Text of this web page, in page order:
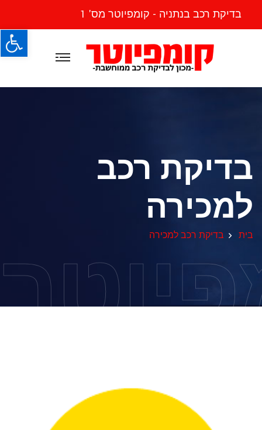
בדיקת רכב בנתניה - קומפיוטר מס' 1
בדיקת רכב
למכירה
בית בדיקת רכב למכירה